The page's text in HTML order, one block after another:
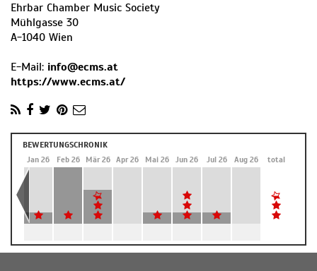
Ehrbar Chamber Music Society
Mühlgasse 30
A-1040 Wien
E-Mail: info@ecms.at
https://www.ecms.at/
BEWERTUNGSCHRONIK
Jan 26 Feb 26 Mär 26 Apr 26 Mai 26 Jun 26 Jul 26 Aug 26 total